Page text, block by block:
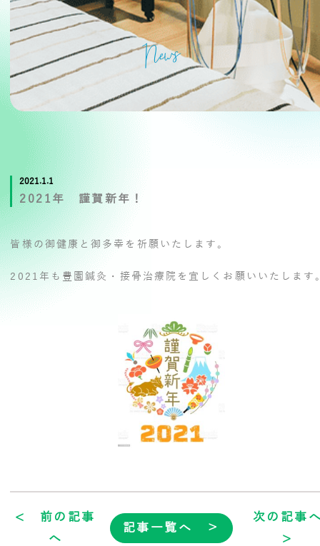
News
2021.1.1
2021年 謹賀新年！
皆様の御健康と御多幸を祈願いたします。
2021年も豊園鍼灸・接骨治療院を宜しくお願いいたします
< 前の記事
へ
記事一覧へ ＞
次の記事
>